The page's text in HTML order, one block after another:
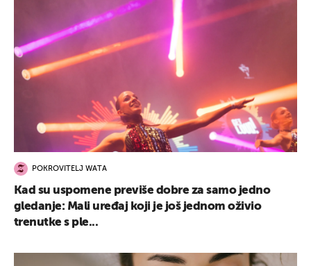
POKROVITELJ WATA
Kad su uspomene previše dobre za samo jedno
gledanje: Mali uređaj koji je još jednom oživio
trenutke s ple...